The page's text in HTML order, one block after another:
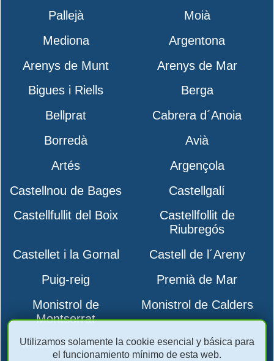
Pallejà
Moià
Mediona
Argentona
Arenys de Munt
Arenys de Mar
Bigues i Riells
Berga
Bellprat
Cabrera d´Anoia
Borredà
Avià
Artés
Argençola
Castellnou de Bages
Castellgalí
Castellfullit del Boix
Castellfollit de
Riubregós
Castellet i la Gornal
Castell de l´Areny
Puig-reig
Premià de Mar
Monistrol de
Montserrat
Monistrol de Calders
Mollet del Vallès Molins de Rei
Utilizamos solamente la cookie esencial y básica para
el funcionamiento mínimo de esta web.